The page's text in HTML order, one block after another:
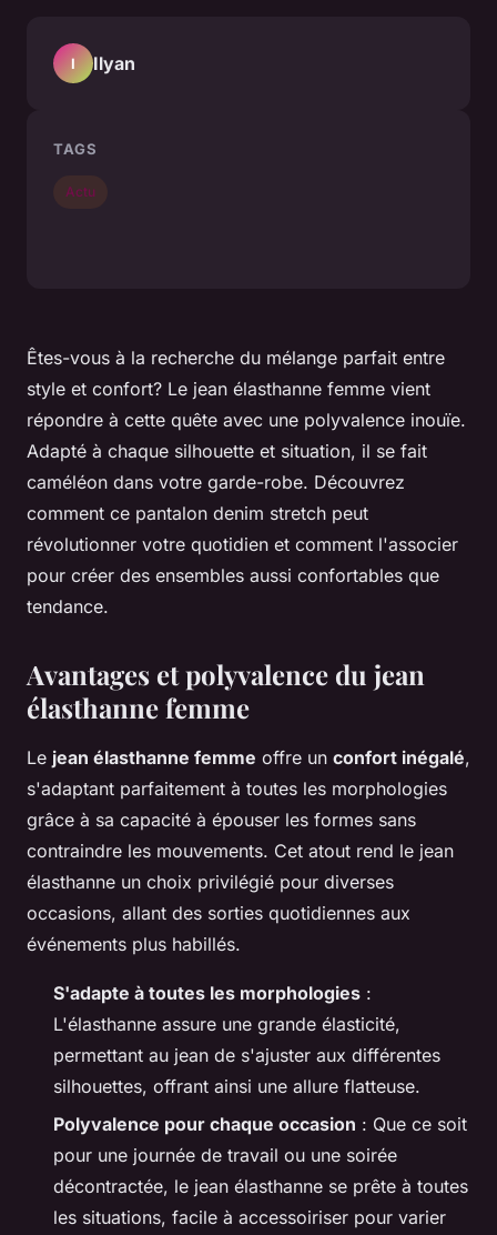
Êtes-vous à la recherche du mélange parfait entre
style et confort? Le jean élasthanne femme vient
répondre à cette quête avec une polyvalence inouïe.
Adapté à chaque silhouette et situation, il se fait
caméléon dans votre garde-robe. Découvrez
comment ce pantalon denim stretch peut
révolutionner votre quotidien et comment l'associer
pour créer des ensembles aussi confortables que
tendance.
Avantages et polyvalence du jean
élasthanne femme
Le jean élasthanne femme offre un confort inégalé,
s'adaptant parfaitement à toutes les morphologies
grâce à sa capacité à épouser les formes sans
contraindre les mouvements. Cet atout rend le jean
élasthanne un choix privilégié pour diverses
occasions, allant des sorties quotidiennes aux
événements plus habillés.
S'adapte à toutes les morphologies :
L'élasthanne assure une grande élasticité,
permettant au jean de s'ajuster aux différentes
silhouettes, offrant ainsi une allure flatteuse.
Polyvalence pour chaque occasion : Que ce soit
pour une journée de travail ou une soirée
décontractée, le jean élasthanne se prête à toutes
les situations, facile à accessoiriser pour varier
I Ilyan
TAGS
Actu